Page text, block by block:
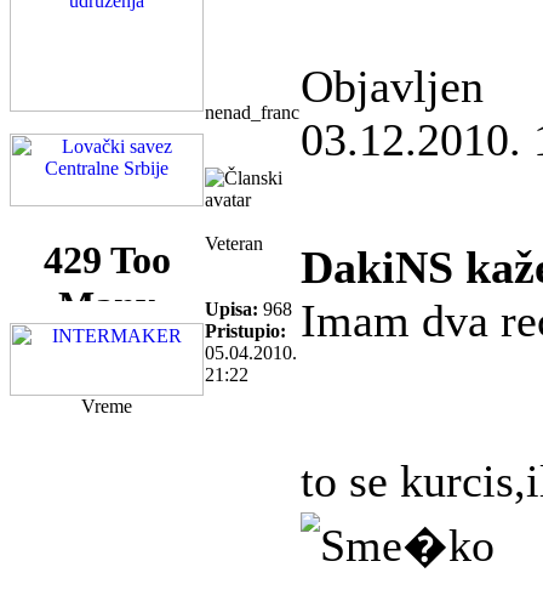
Vreme
nenad_franc
Objavljen
03.12.2010.
Veteran
Upisa: 968
Pristupio:
05.04.2010.
21:22
DakiNS
Imam dva
to se